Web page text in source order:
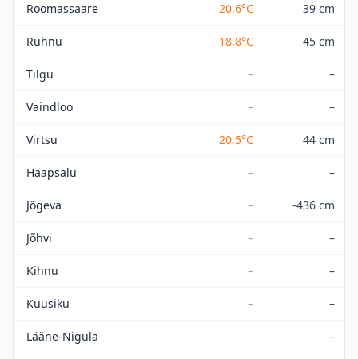
Roomassaare 20.6°C 39 cm
Ruhnu 18.8°C 45 cm
Tilgu – –
Vaindloo – –
Virtsu 20.5°C 44 cm
Haapsalu – –
Jõgeva – -436 cm
Jõhvi – –
Kihnu – –
Kuusiku – –
Lääne-Nigula – –